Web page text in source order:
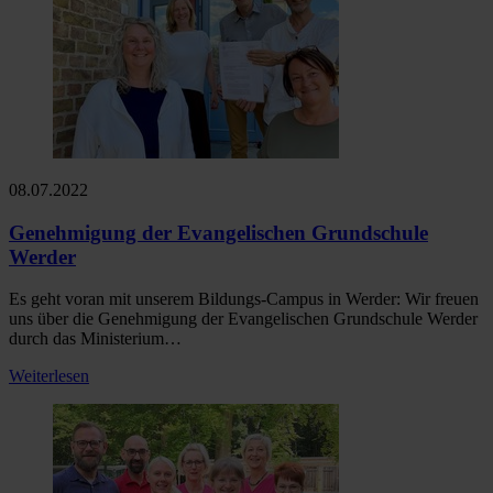
08.07.2022
Genehmigung der Evangelischen Grundschule
Werder
Es geht voran mit unserem Bildungs-Campus in Werder: Wir freuen
uns über die Genehmigung der Evangelischen Grundschule Werder
durch das Ministerium…
Weiterlesen